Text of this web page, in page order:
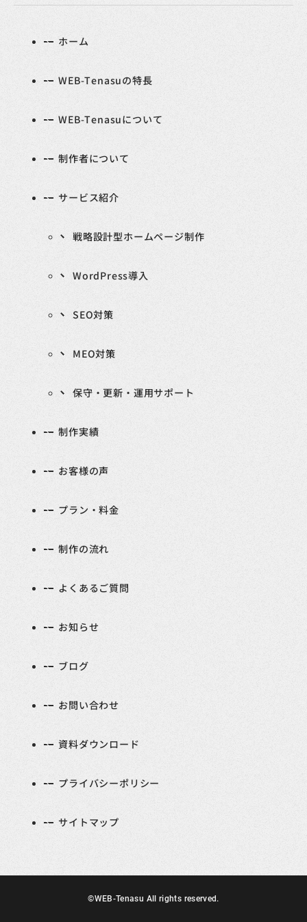
ホーム
WEB-Tenasuの特長
WEB-Tenasuについて
制作者について
サービス紹介
戦略設計型ホームページ制作
WordPress導入
SEO対策
MEO対策
保守・更新・運用サポート
制作実績
お客様の声
プラン・料金
制作の流れ
よくあるご質問
お知らせ
ブログ
お問い合わせ
資料ダウンロード
プライバシーポリシー
サイトマップ
©WEB-Tenasu All rights reserved.